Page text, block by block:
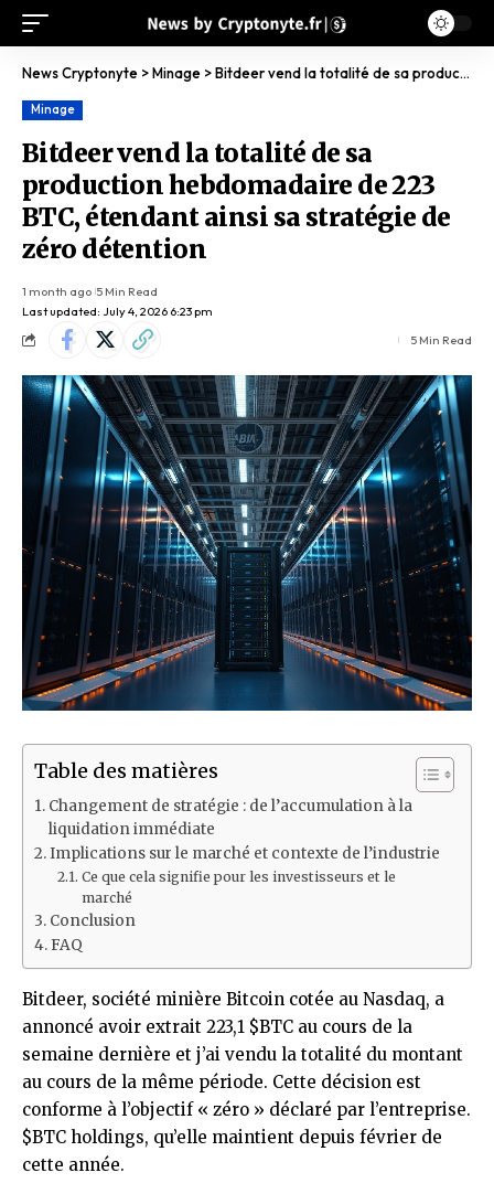
News Cryptonyte >Minage >Bitdeer vend la totalité de sa production hebdomadaire de 223 BTC, étendant ainsi sa stratégie de zéro détention
Minage
Bitdeer vend la totalité de sa
production hebdomadaire de 223
BTC, étendant ainsi sa stratégie de
zéro détention
Last updated: July 4, 2026 6:23 pm
1 month ago 5 Min Read
5 Min Read
Table des matières
Changement de stratégie : de l’accumulation à la
liquidation immédiate
Implications sur le marché et contexte de l’industrie
Ce que cela signifie pour les investisseurs et le
marché
Conclusion
FAQ
Bitdeer, société minière Bitcoin cotée au Nasdaq, a
annoncé avoir extrait 223,1 $BTC au cours de la
semaine dernière et j’ai vendu la totalité du montant
au cours de la même période. Cette décision est
conforme à l’objectif « zéro » déclaré par l’entreprise.
$BTC holdings, qu’elle maintient depuis février de
cette année.